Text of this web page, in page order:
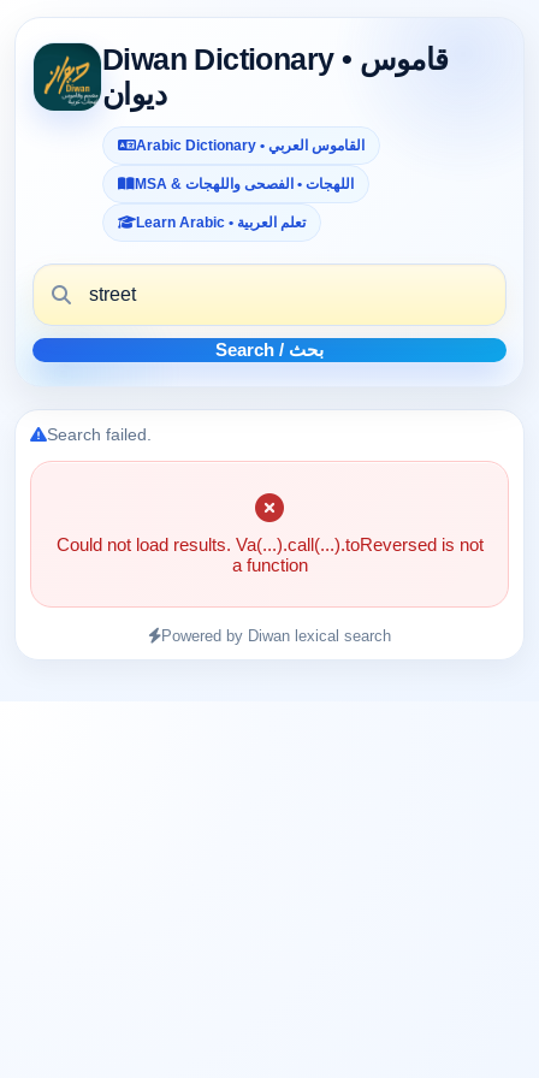
Diwan Dictionary • قاموس
ديوان
Arabic Dictionary • القاموس العربي
MSA & اللهجات • الفصحى واللهجات
Learn Arabic • تعلم العربية
Search / بحث
Search failed.
Could not load results. Va(...).call(...).toReversed is not
a function
Powered by Diwan lexical search